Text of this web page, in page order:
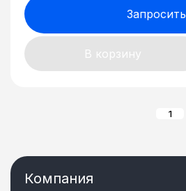
Запросить
В корзину
1
Компания